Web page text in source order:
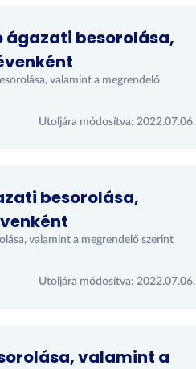
ágazati besorolása,
valamint a megrendelő
Utoljára módosítva: 2022.07.06.
besorolása,
valamint a megrendelő szerint
Utoljára módosítva: 2022.07.06.
valamint a